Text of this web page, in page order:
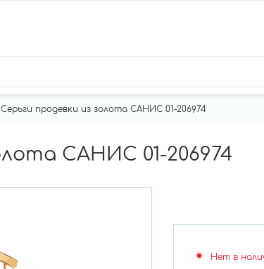
Серьги продевки из золота САНИС 01-206974
САНИС 01-206974
Нет в